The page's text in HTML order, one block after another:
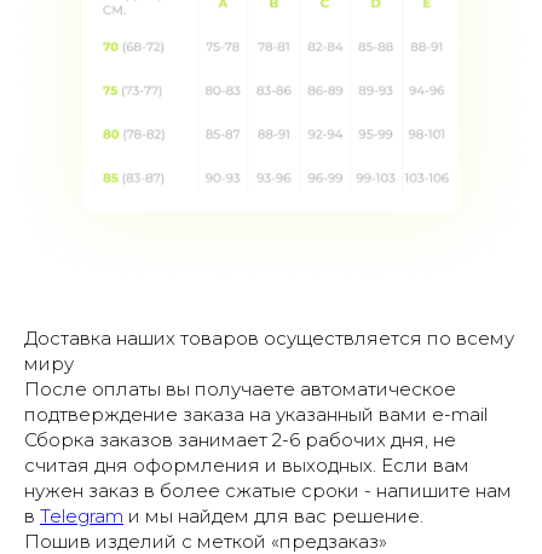
Доставка наших товаров осуществляется по всему
миру
После оплаты вы получаете автоматическое
подтверждение заказа на указанный вами e-mail
Сборка заказов занимает 2-6 рабочих дня, не
считая дня оформления и выходных. Если вам
нужен заказ в более сжатые сроки - напишите нам
в Telegram и мы найдем для вас решение.
Пошив изделий с меткой «предзаказ»